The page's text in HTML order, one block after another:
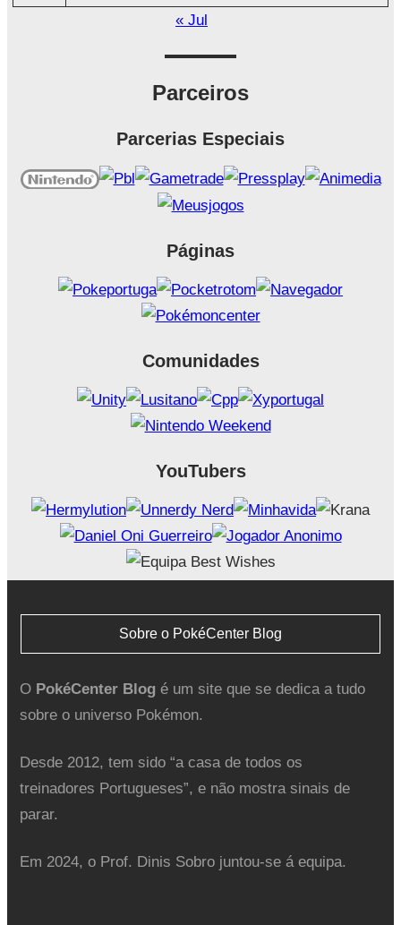
« Jul
Parceiros
Parcerias Especiais
Páginas
Comunidades
YouTubers
Sobre o PokéCenter Blog
O PokéCenter Blogé um site que se dedica a tudo
sobre o universo Pokémon.
Desde 2012, tem sido “a casa de todos os
treinadores Portugueses”, e não mostra sinais de
parar.
Em 2024, o Prof. Dinis Sobro juntou-se á equipa.